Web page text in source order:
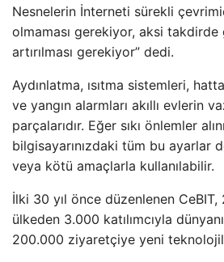
Nesnelerin İnterneti sürekli
olmaması gerekiyor, aksi takdirde
artırılması gerekiyor” dedi.
Aydınlatma, ısıtma sistemleri,
ve yangın alarmları akıllı evlerin
parçalarıdır. Eğer sıkı önlemler
bilgisayarınızdaki tüm bu ayarlar
veya kötü amaçlarla kullanılabilir.
İlki 30 yıl önce düzenlenen
ülkeden 3.000 katılımcıyla
200.000 ziyaretçiye yeni